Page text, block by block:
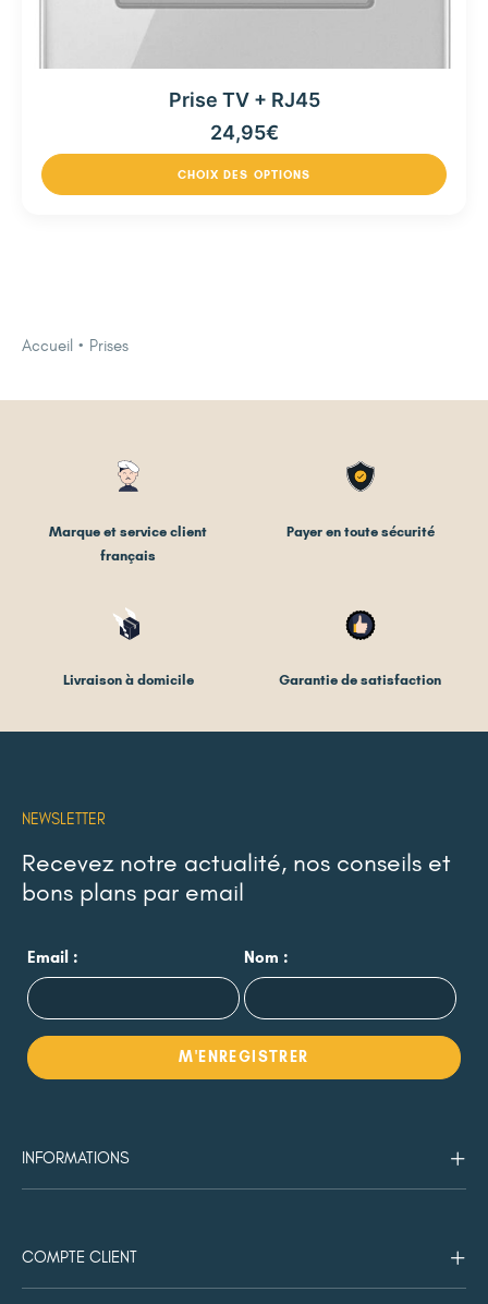
Prise TV + RJ45
24,95€
CHOIX DES OPTIONS
Accueil Prises
Marque et service client
français
Payer en toute sécurité
Livraison à domicile Garantie de satisfaction
NEWSLETTER
Recevez notre actualité, nos conseils et
bons plans par email
Email : Nom :
INFORMATIONS
COMPTE CLIENT